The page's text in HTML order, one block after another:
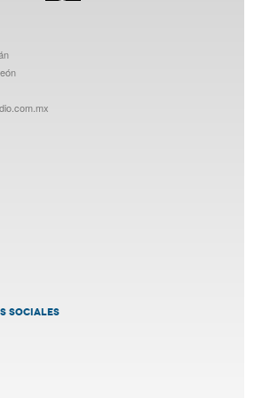
SOCIALES